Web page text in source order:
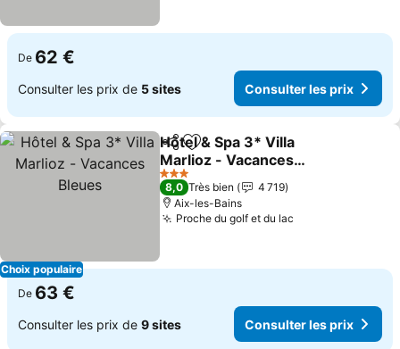
De 62 €
Consulter les prix de 5 sites Consulter les prix
Choix populaire
PartagerAjouter à mes favoris
Hôtel & Spa 3* Villa
Marlioz - Vacances
Bleues
3 Étoiles
8,0 Très bien
4 719
Aix-les-Bains
Proche du golf et du lac
De 63 €
Consulter les prix de 9 sites Consulter les prix